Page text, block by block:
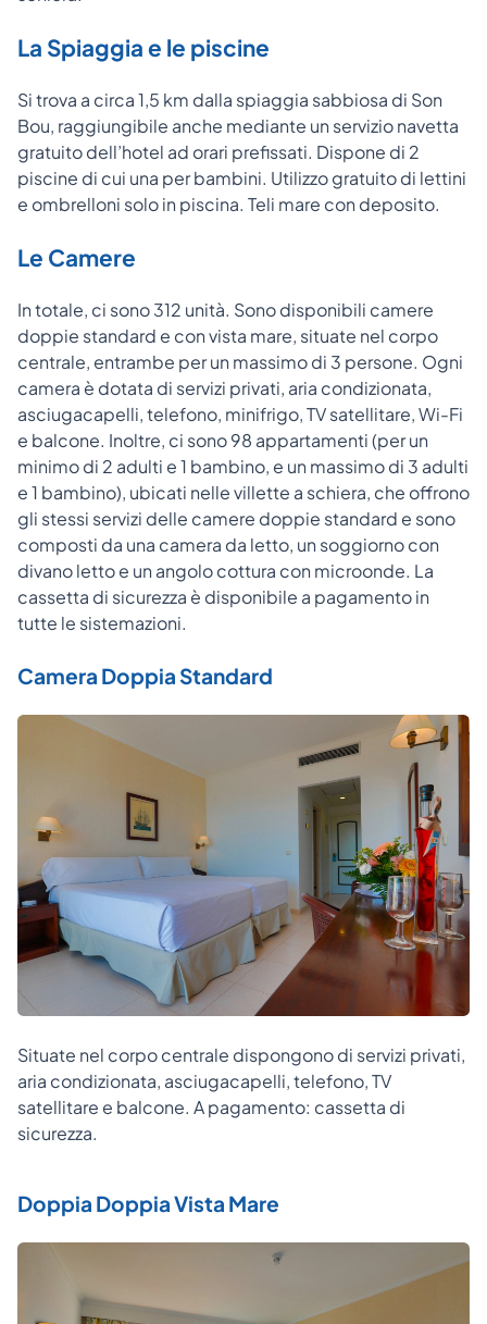
La Spiaggia e le piscine
Si trova a circa 1,5 km dalla spiaggia sabbiosa di Son
Bou, raggiungibile anche mediante un servizio navetta
gratuito dell’hotel ad orari prefissati. Dispone di 2
piscine di cui una per bambini. Utilizzo gratuito di lettini
e ombrelloni solo in piscina. Teli mare con deposito.
Le Camere
In totale, ci sono 312 unità. Sono disponibili camere
doppie standard e con vista mare, situate nel corpo
centrale, entrambe per un massimo di 3 persone. Ogni
camera è dotata di servizi privati, aria condizionata,
asciugacapelli, telefono, minifrigo, TV satellitare, Wi-Fi
e balcone. Inoltre, ci sono 98 appartamenti (per un
minimo di 2 adulti e 1 bambino, e un massimo di 3 adulti
e 1 bambino), ubicati nelle villette a schiera, che offrono
gli stessi servizi delle camere doppie standard e sono
composti da una camera da letto, un soggiorno con
divano letto e un angolo cottura con microonde. La
cassetta di sicurezza è disponibile a pagamento in
tutte le sistemazioni.
Camera Doppia Standard
Situate nel corpo centrale dispongono di servizi privati,
aria condizionata, asciugacapelli, telefono, TV
satellitare e balcone. A pagamento: cassetta di
sicurezza.
Doppia Doppia Vista Mare